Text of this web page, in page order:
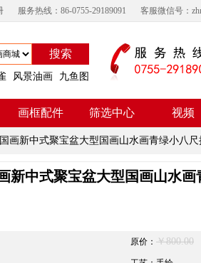
服务热线：86-0755-29189091 客服微信号：
搜索
风景油画 九鱼图
画框配件 筛选中心 视频
画新中式聚宝盆大型国画山水画青绿小八
新中式聚宝盆大型国画山水
原价： ￥800.00